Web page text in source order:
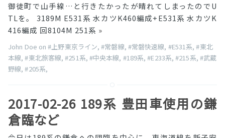
御徒町で山手線…と行きたかったが晴れてしまったのでU
TLを。 3189M E531系 水カツK460編成+E531系 水カツK
416編成 回8104M 251系 »
John Doe on#上野東京ライン,#常磐線, #常磐快速線, #E531系,#東北
本線,#東北旅客線,#251系, #中央本線, #189系,#E233系,#215系, #武蔵
野線,#205系,
2017-02-26 189系 豊田車使用の鎌
倉臨など